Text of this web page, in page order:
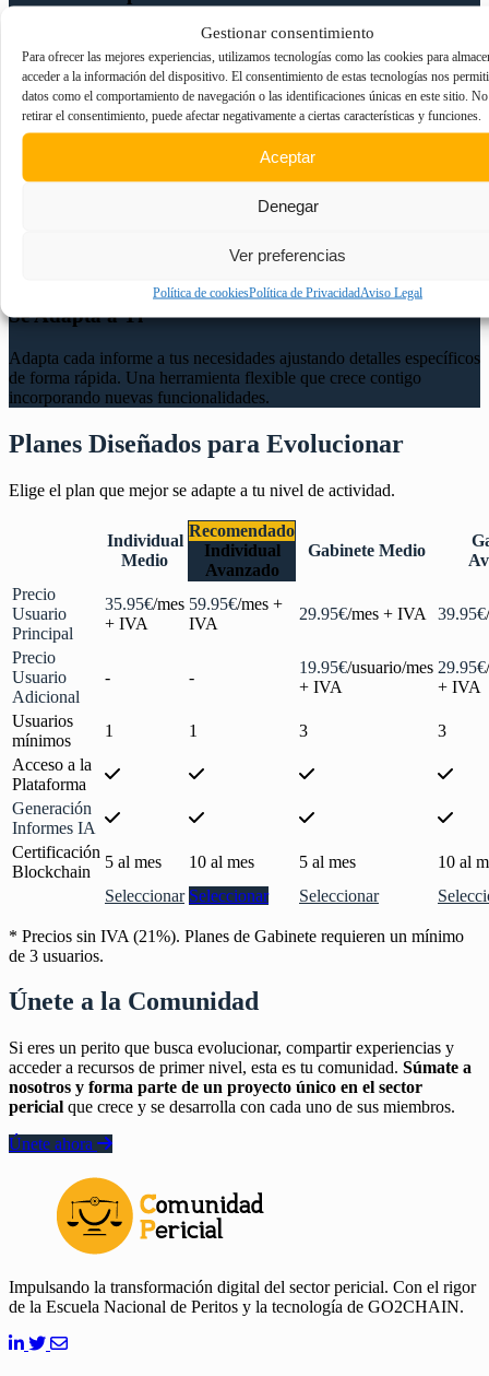
Gestionar consentimiento
Para ofrecer las mejores experiencias, utilizamos tecnologías como las cookies para
acceder a la información del dispositivo. El consentimiento de estas tecnologías nos
datos como el comportamiento de navegación o las identificaciones únicas en este sitio.
retirar el consentimiento, puede afectar negativamente a ciertas características y funciones.
Aceptar
Denegar
Ver preferencias
Política de cookiesPolítica de PrivacidadAviso Legal
Elimina las tareas repetitivas y genera informes preliminares en
minutos. Libera tu agenda para enfocarte en los aspectos más
técnicos y de valor de cada caso.
Obtén informes claros, organizados y alineados con los estándares
del sector. Trabaja con confianza utilizando formatos estructurados
Se Adapta a Ti
Adapta cada informe a tus necesidades ajustando detalles específicos
de forma rápida. Una herramienta flexible que crece contigo
incorporando nuevas funcionalidades.
Planes Diseñados para Evolucionar
Elige el plan que mejor se adapte a tu nivel de actividad.
Individual
Medio
Recomendado
Individual
Avanzado
Gabinete Medio
Precio
Usuario
Principal
35.95€/mes
+ IVA
59.95€/mes +
IVA
29.95€/mes + IVA 39.95€
Precio
Usuario
Adicional
- -
19.95€/usuario/mes
+ IVA
29.95€
+ IVA
Usuarios
mínimos
1 1 3
3
Acceso a la
Plataforma
Generación
Informes IA
Certificación
Blockchain
5 al mes 10 al mes 5 al mes
10 al
Seleccionar Seleccionar Seleccionar
* Precios sin IVA (21%). Planes de Gabinete requieren un mínimo
de 3 usuarios.
Únete a la Comunidad
Si eres un perito que busca evolucionar, compartir experiencias y
acceder a recursos de primer nivel, esta es tu comunidad. Súmate a
nosotros y forma parte de un proyecto único en el sector
pericial que crece y se desarrolla con cada uno de sus miembros.
Únete ahora
Impulsando la transformación digital del sector pericial. Con el rigor
de la Escuela Nacional de Peritos y la tecnología de GO2CHAIN.